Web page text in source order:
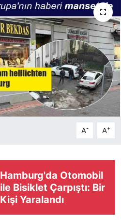
A- A+
Hamburg'da Otomobil
ile Bisiklet Çarpıştı: Bir
Kişi Yaralandı